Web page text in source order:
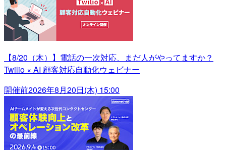
【8/20（木）】電話の一次対応、まだ人がやってますか？
Twilio × AI 顧客対応自動化ウェビナー
開催前2026年8月20日(木) 15:00